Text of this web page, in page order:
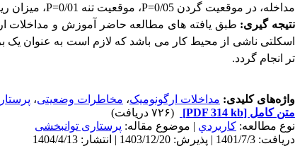
مداخله، در موقعیت گردن 0/05
P=، موقعیت تنه 0/01 P=، میزان
نتیجه گیری: طبق یافته های مطالعه حاضر آموزش و
اسکلتی ناشی از محیط کار می باشد که لازم است به عنوان
تر انجام گردد.
واژه‌های کلیدی: مداخلات ارگونومیک، مخاطرات وضعیتی،
متن کامل [PDF 314 kb]
(۷۲۶ دریافت)
نوع مطالعه: كاربردي | موضوع مقاله: پرستاری توانبخشی
دریافت: 1401/7/3 | پذیرش: 1403/12/20 | انتشار: 1404/4/13